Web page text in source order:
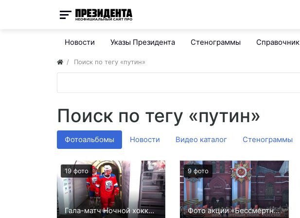
Новости Указы Президента Стенограммы Справочник
Поиск по тегу «путин»
Поиск по тегу «путин»
Фотоальбомы Новости Видео каталог Стенограммы
19 фото
Гала-матч Ночной хоккейной лиги
9 фото
Фото акции «Бессмертный полк» с участием Президента РФ